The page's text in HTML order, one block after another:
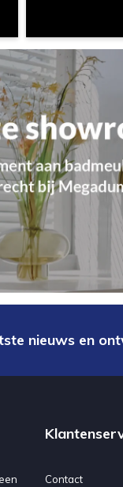
nieuws en
Contact